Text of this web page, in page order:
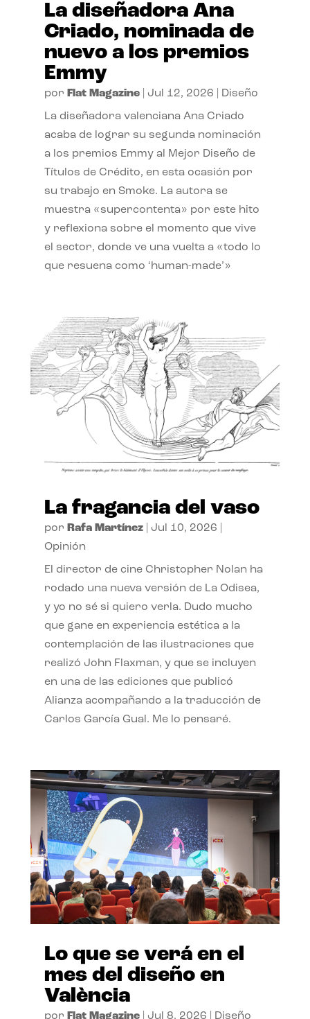
La diseñadora Ana
Criado, nominada de
nuevo a los premios
Emmy
por Flat Magazine| Jul 12, 2026 Diseño
La diseñadora valenciana Ana Criado
acaba de lograr su segunda nominación
a los premios Emmy al Mejor Diseño de
Títulos de Crédito, en esta ocasión por
su trabajo en Smoke. La autora se
muestra «supercontenta» por este hito
y reflexiona sobre el momento que vive
el sector, donde ve una vuelta a «todo lo
que resuena como ‘human-made’»
La fragancia del vaso
por Rafa Martínez| Jul 10, 2026
Opinión
El director de cine Christopher Nolan ha
rodado una nueva versión de La Odisea,
y yo no sé si quiero verla. Dudo mucho
que gane en experiencia estética a la
contemplación de las ilustraciones que
realizó John Flaxman, y que se incluyen
en una de las ediciones que publicó
Alianza acompañando a la traducción de
Carlos García Gual. Me lo pensaré.
Lo que se verá en el
mes del diseño en
València
por Flat Magazine| Jul 8, 2026 Diseño